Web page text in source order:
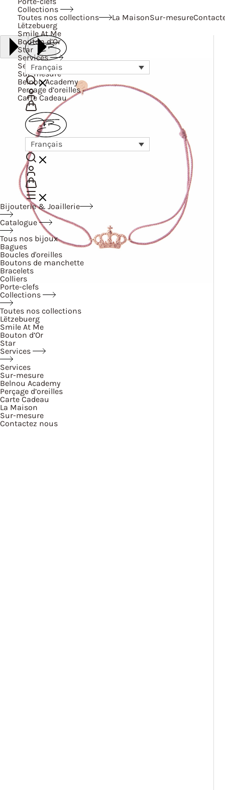
Collections
Toutes nos collections
Lëtzebuerg
Smile At Me
Bouton d’Or
Star
Services
Services
Sur-mesure
Belnou Academy
Perçage d’oreilles
Carte Cadeau
La MaisonSur-mesure
Français
Français
Bijouterie & Joaillerie
Catalogue
Tous nos bijoux
Bagues
Boucles d'oreilles
Boutons de manchette
Bracelets
Colliers
Porte-clefs
Collections
Toutes nos collections
Lëtzebuerg
Smile At Me
Bouton d’Or
Star
Services
Services
Sur-mesure
Belnou Academy
Perçage d’oreilles
Carte Cadeau
La Maison
Sur-mesure
Contactez nous